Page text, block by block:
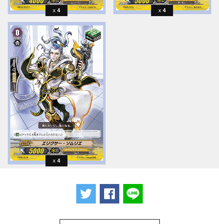
4 4
4
ツイートするFacebookでシェアする